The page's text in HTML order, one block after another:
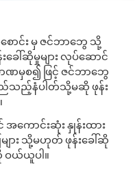
ောင်း မှ ဇင်ဘာဘွေ သို့
ေါ်ဆိုမှုများ လုပ်ဆောင်
ာဏမှစ၍ ဖြင့် ဇင်ဘာဘွေ
ည်သည့်နံပါတ်သို့မဆို ဖုန်း
ောင်းဆုံး နှုန်းထား
ျား သို့မဟုတ် ဖုန်းခေါ်ဆို
ယ်ယူပါ။